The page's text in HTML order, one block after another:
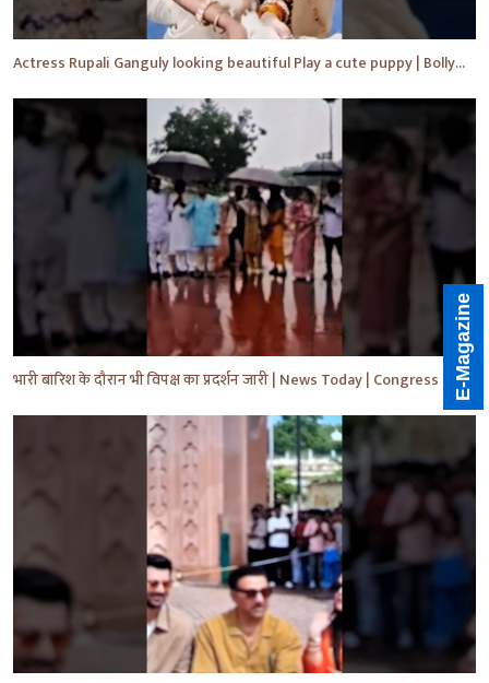
Actress Rupali Ganguly looking beautiful Play a cute puppy | Bollywood | Bollywood News #shorts #yt
भारी बारिश के दौरान भी विपक्ष का प्रदर्शन जारी | News Today | Congress | Samajwadi | #shorts #yt
E-Magazine